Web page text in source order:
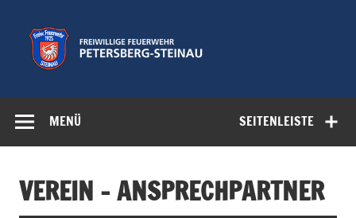
springen
Feuerwehr
Petersberg-
SEITENLEISTE
MENÜ
VEREIN – ANSPRECHPARTNER